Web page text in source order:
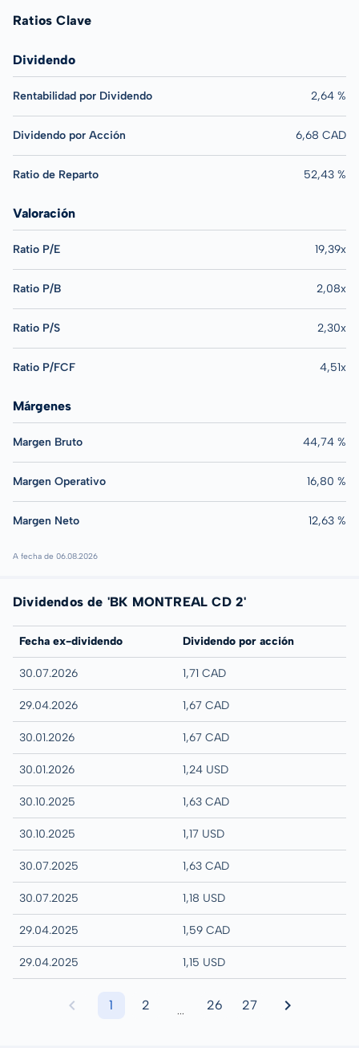
Ratios Clave
Dividendo
Rentabilidad por Dividendo 2,64 %
Dividendo por Acción 6,68 CAD
Ratio de Reparto 52,43 %
Valoración
Ratio P/E 19,39x
Ratio P/B 2,08x
Ratio P/S 2,30x
Ratio P/FCF 4,51x
Márgenes
Margen Bruto 44,74 %
Margen Operativo 16,80 %
Margen Neto 12,63 %
A fecha de 06.08.2026
Dividendos de 'BK MONTREAL CD 2'
Fecha ex-dividendo Dividendo por acción
30.07.2026 1,71 CAD
29.04.2026 1,67 CAD
30.01.2026 1,67 CAD
30.01.2026 1,24 USD
30.10.2025 1,63 CAD
30.10.2025 1,17 USD
30.07.2025 1,63 CAD
30.07.2025 1,18 USD
29.04.2025 1,59 CAD
29.04.2025 1,15 USD
1 2 ... 26 27